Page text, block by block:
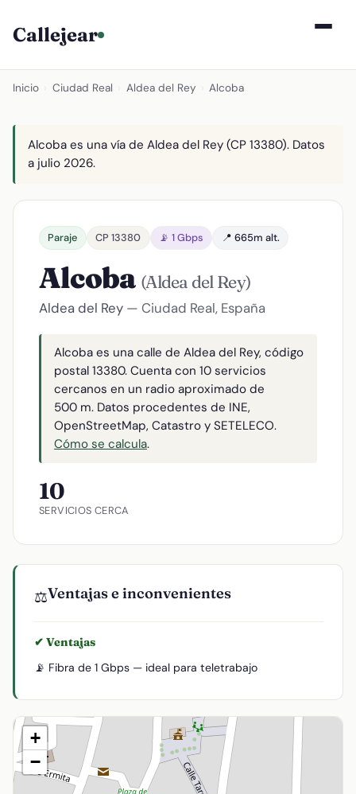
Callejear
Inicio Ciudad Real Aldea del Rey Alcoba
Alcoba es una vía de Aldea del Rey (CP 13380). Datos
a julio 2026.
Paraje CP 13380 📡 1 Gbps 📍 665m alt.
Alcoba (Aldea del Rey)
Aldea del Rey — Ciudad Real, España
Alcoba es una calle de Aldea del Rey, código
postal 13380. Cuenta con 10 servicios
cercanos en un radio aproximado de
500 m. Datos procedentes de INE,
OpenStreetMap, Catastro y SETELECO.
Cómo se calcula.
10
SERVICIOS CERCA
⚖️Ventajas e inconvenientes
✔ Ventajas
📡 Fibra de 1 Gbps — ideal para teletrabajo
+
−